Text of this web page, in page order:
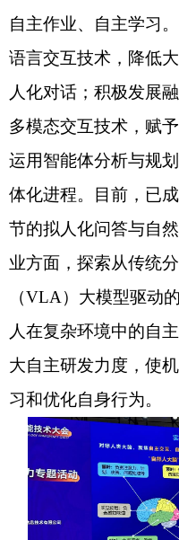
自主作业、自主学习
语言交互技术，降低
人化对话；积极发展
多模态交互技术，赋
运用智能体分析与规
体化进程。目前，已
节的拟人化问答与自
业方面，探索从传统
（VLA）大模型驱动
人在复杂环境中的自
大自主研发力度，使
习和优化自身行为